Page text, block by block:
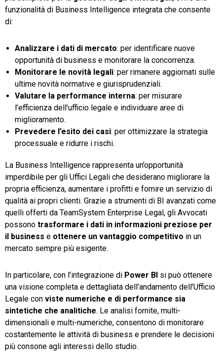
funzionalità di Business Intelligence integrata che consente
di:
Analizzare i dati di mercato: per identificare nuove
opportunità di business e monitorare la concorrenza.
Monitorare le novità legali: per rimanere aggiornati sulle
ultime novità normative e giurisprudenziali.
Valutare la performance interna: per misurare
l’efficienza dell’ufficio legale e individuare aree di
miglioramento.
Prevedere l’esito dei casi: per ottimizzare la strategia
processuale e ridurre i rischi.
La Business Intelligence rappresenta un’opportunità
imperdibile per gli Uffici Legali che desiderano migliorare la
propria efficienza, aumentare i profitti e fornire un servizio di
qualità ai propri clienti. Grazie a strumenti di BI avanzati come
quelli offerti da TeamSystem Enterprise Legal, gli Avvocati
possono trasformare i dati in informazioni preziose per
il business e ottenere un vantaggio competitivo in un
mercato sempre più esigente.
In particolare, con l’integrazione di Power BI si può ottenere
una visione completa e dettagliata dell’andamento dell’Ufficio
Legale con viste numeriche e di performance sia
sintetiche che analitiche. Le analisi fornite, multi-
dimensionali e multi-numeriche, consentono di monitorare
costantemente le attività di business e prendere le decisioni
più consone agli interessi dello studio.